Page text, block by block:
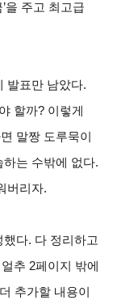
을 주고 최고급
발표만 남았다.
할까? 이렇게
말짱 도루묵이
는 수밖에 없다.
버리자.
다. 다 정리하고
추 2페이지 밖에
추가할 내용이